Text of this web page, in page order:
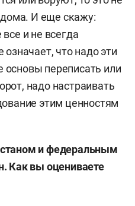
дома. И еще скажу:
и не всегда
что надо эти
переписать или
надо настраивать
этим ценностям
и федеральным
Как вы оцениваете